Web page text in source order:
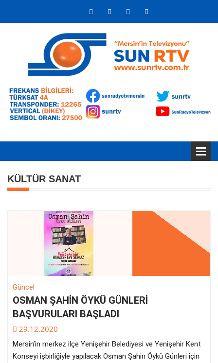
KÜLTÜR SANAT
Güncel
OSMAN ŞAHİN ÖYKÜ GÜNLERİ
BAŞVURULARI BAŞLADI
29.12.2020
Mersin’in merkez ilçe Yenişehir Belediyesi ve Yenişehir Kent
Konseyi işbirliğiyle yapılacak Osman Şahin Öykü Günleri için